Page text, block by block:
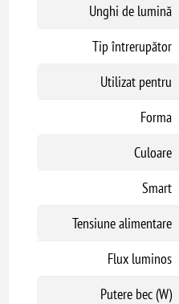
Unghi de lumină
Tip întrerupător
Utilizat pentru
Forma
Culoare
Smart
Tensiune alimentare
Flux luminos
Putere bec (W)